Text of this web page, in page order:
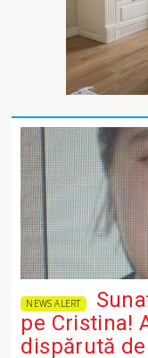
NEWS ALERT
pe Cristina!
dispărută